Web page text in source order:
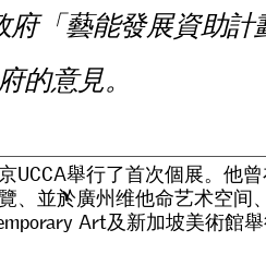
府「藝能發展資助計
的意見。
UCCA舉行了首次個展。 他曾
覽、 並於廣州维他命艺术空间、
mporary Art及新加坡美術館舉